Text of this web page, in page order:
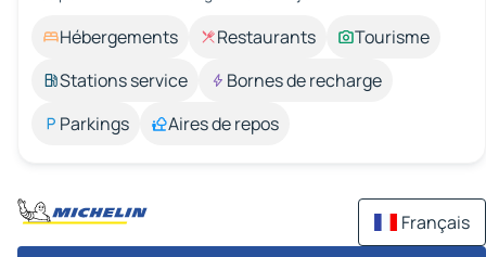
Hébergements Restaurants
Tourisme
Stations service
Bornes de recharge
Parkings
Aires de repos
Français